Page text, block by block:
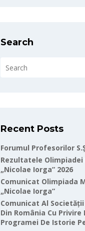
Search
Recent Posts
Forumul Profesorilor
Rezultatele
„Nicolae Iorga” 2026
Comunicat Olimpiada
„Nicolae Iorga”
Comunicat Al
Din România Cu Privire
Programei De Istorie